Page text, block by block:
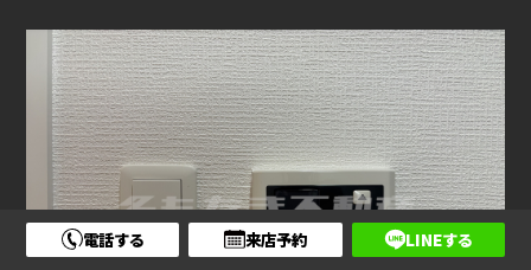
電話する 来店予約 LINEする